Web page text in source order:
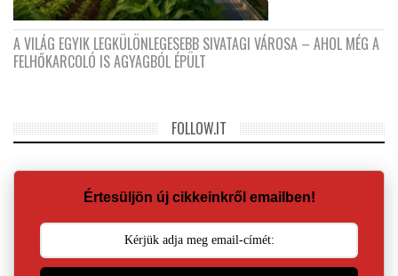
A VILÁG EGYIK LEGKÜLÖNLEGESEBB SIVATAGI VÁROSA – AHOL MÉG A
FELHŐKARCOLÓ IS AGYAGBÓL ÉPÜLT
FOLLOW.IT
Értesüljön új cikkeinkről emailben!